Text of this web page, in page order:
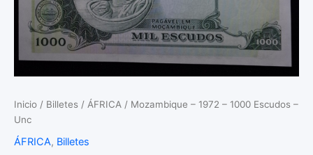
Inicio / Billetes / ÁFRICA / Mozambique – 1972 – 1000 Escudos –
Unc
ÁFRICA, Billetes